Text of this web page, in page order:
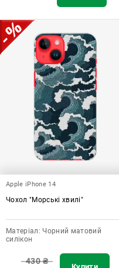
Apple iPhone 14
Чохол "Морські хвилі"
Матеріал: Чорний матовий
силікон
430₴